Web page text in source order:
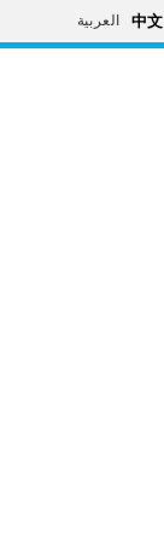
العربية 中文